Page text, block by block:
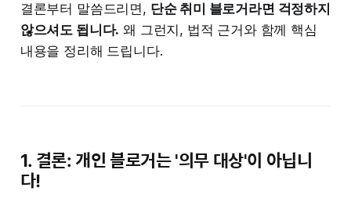
결론부터 말씀드리면, 단순 취미 블로거라면 걱정하지
않으셔도 됩니다. 왜 그런지, 법적 근거와 함께 핵심
내용을 정리해 드립니다.
1. 결론: 개인 블로거는 '의무 대상'이 아닙니
다!